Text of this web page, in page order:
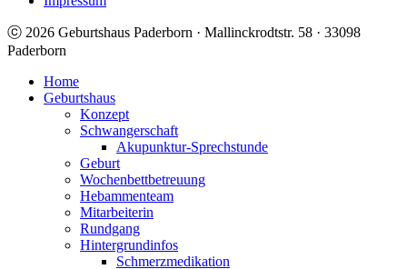
ⓒ 2026 Geburtshaus Paderborn · Mallinckrodtstr. 58 · 33098
Paderborn
Home
Geburtshaus
Konzept
Schwangerschaft
Akupunktur-Sprechstunde
Geburt
Wochenbettbetreuung
Hebammenteam
Mitarbeiterin
Rundgang
Hintergrundinfos
Schmerzmedikation